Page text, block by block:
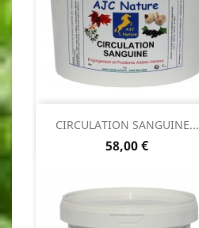
CIRCULATION SANGUINE...
Prix
58,00 €